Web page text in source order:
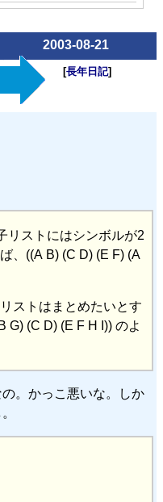
2003-08-21
[長年日記]
リストにはシンボルが2
、((A B) (C D) (E F) (A
ストはまとめたいとす
G) (C D) (E F H I)) のよ
。かっこ悪いな。しか